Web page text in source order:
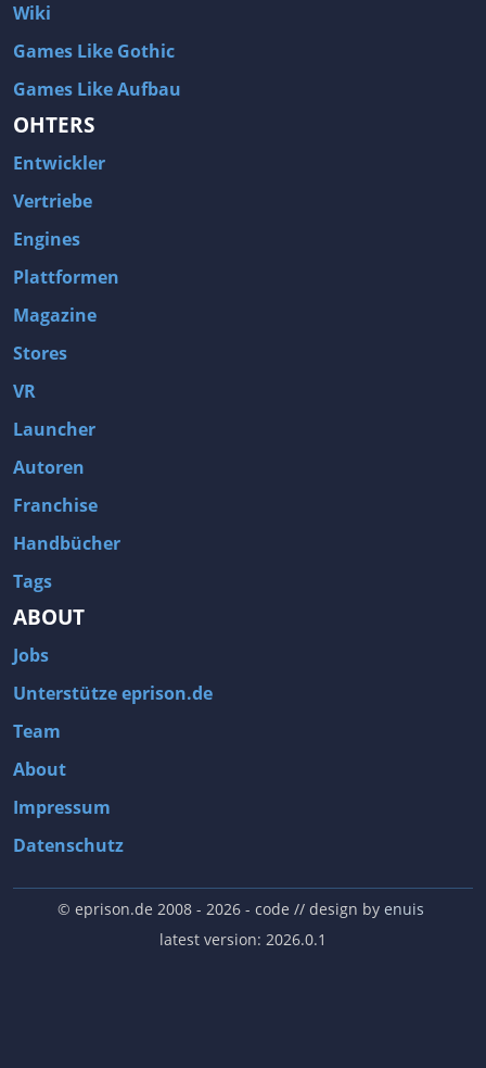
Wiki
Games Like Gothic
Games Like Aufbau
OHTERS
Entwickler
Vertriebe
Engines
Plattformen
Magazine
Stores
VR
Launcher
Autoren
Franchise
Handbücher
Tags
ABOUT
Jobs
Unterstütze eprison.de
Team
About
Impressum
Datenschutz
© eprison.de 2008 - 2026- code // design by enuis
latest version: 2026.0.1